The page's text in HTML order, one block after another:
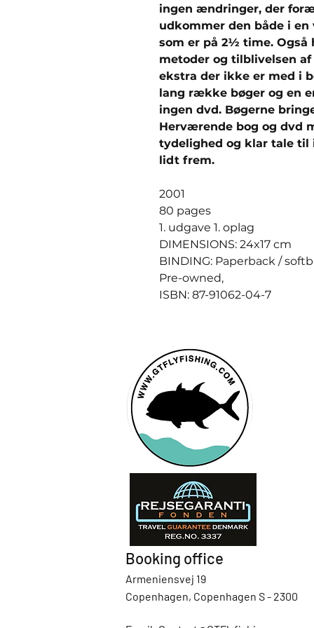
ingen ændringer, der
udkommer den både i en
som er på 2½ time.
metoder og tilblivelsen af
ekstra der ikke er med i
lang række bøger og en
ingen dvd. Bøgerne
Herværende bog og dvd
tydelighed og klar tale til
lidt frem.
2001
80 pages
1. udgave 1. oplag
DIMENSIONS: 24x17 cm
BINDING: Paperback /
Pre-owned,
ISBN: 87-91062-04-7
Booking office
Armeniensvej 19
Copenhagen, Copenhagen S - 2300